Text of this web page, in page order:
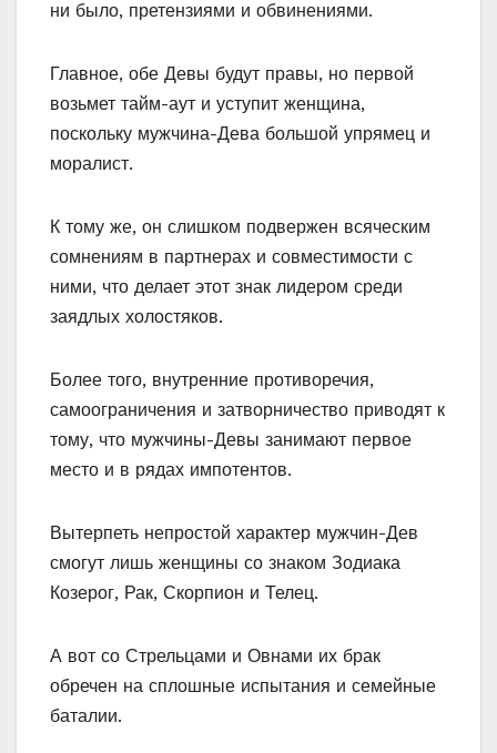
ни было, претензиями и обвинениями.
Главное, обе Девы будут правы, но первой
возьмет тайм-аут и уступит женщина,
поскольку мужчина-Дева большой упрямец и
моралист.
К тому же, он слишком подвержен всяческим
сомнениям в партнерах и совместимости с
ними, что делает этот знак лидером среди
заядлых холостяков.
Более того, внутренние противоречия,
самоограничения и затворничество приводят к
тому, что мужчины-Девы занимают первое
место и в рядах импотентов.
Вытерпеть непростой характер мужчин-Дев
смогут лишь женщины со знаком Зодиака
Козерог, Рак, Скорпион и Телец.
А вот со Стрельцами и Овнами их брак
обречен на сплошные испытания и семейные
баталии.